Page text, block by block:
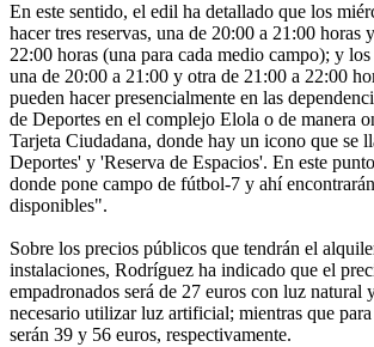
En este sentido, el edil ha detallado que los
hacer tres reservas, una de 20:00 a 21:00 horas
22:00 horas (una para cada medio campo); y
una de 20:00 a 21:00 y otra de 21:00 a 22:00
pueden hacer presencialmente en las
de Deportes en el complejo Elola o de manera
Tarjeta Ciudadana, donde hay un icono que se
Deportes' y 'Reserva de Espacios'. En este
donde pone campo de fútbol-7 y ahí
disponibles".
Sobre los precios públicos que tendrán el
instalaciones, Rodríguez ha indicado que el
empadronados será de 27 euros con luz natural
necesario utilizar luz artificial; mientras que
serán 39 y 56 euros, respectivamente.